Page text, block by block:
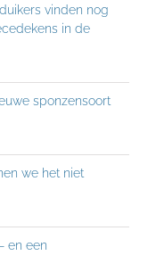
vinden nog
in de
sponzensoort
we het niet
en een